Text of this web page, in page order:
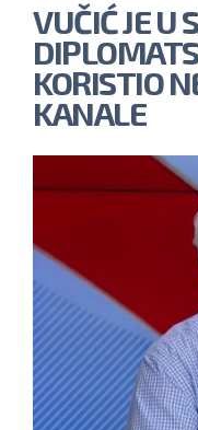
VUČIĆ JE U
KORISTIO
KANALE